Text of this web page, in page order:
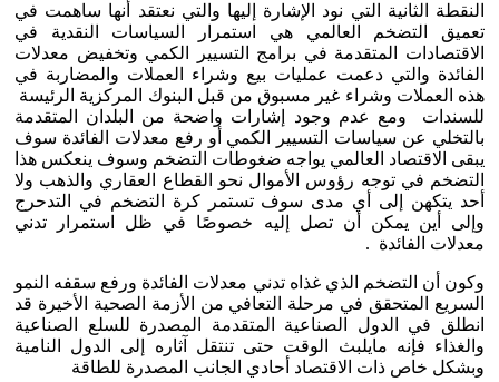
النقطة الثانية التي نود الإشارة إليها والتي نعتقد أنها ساهمت في
تعميق التضخم العالمي هي استمرار السياسات النقدية في
الاقتصادات المتقدمة في برامج التسيير الكمي وتخفيض معدلات
الفائدة والتي دعمت عمليات بيع وشراء العملات والمضاربة في
هذه العملات وشراء غير مسبوق من قبل البنوك المركزية الرئيسة
للسندات ومع عدم وجود إشارات واضحة من البلدان المتقدمة
بالتخلي عن سياسات التسيير الكمي أو رفع معدلات الفائدة سوف
يبقى الاقتصاد العالمي يواجه ضغوطات التضخم وسوف ينعكس هذا
التضخم في توجه رؤوس الأموال نحو القطاع العقاري والذهب ولا
أحد يتكهن إلى أي مدى سوف تستمر كرة التضخم في التدحرج
وإلى أين يمكن أن تصل إليه خصوصًا في ظل استمرار تدني
معدلات الفائدة .
وكون أن التضخم الذي غذاه تدني معدلات الفائدة ورفع سقفه النمو
السريع المتحقق في مرحلة التعافي من الأزمة الصحية الأخيرة قد
انطلق في الدول الصناعية المتقدمة المصدرة للسلع الصناعية
والغذاء فإنه مايلبث الوقت حتى تنتقل آثاره إلى الدول النامية
وبشكل خاص ذات الاقتصاد أحادي الجانب المصدرة للطاقة